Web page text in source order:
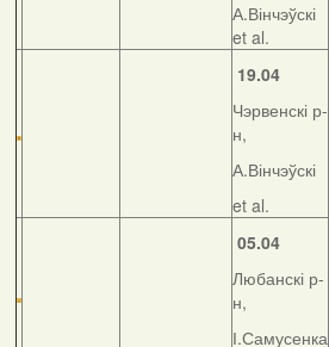
А.Вінчэўскі
et al.
19.04
Чэрвенскі р-
н,
А.Вінчэўскі
et al.
05.04
Любанскі р-
н,
І.Самусенка